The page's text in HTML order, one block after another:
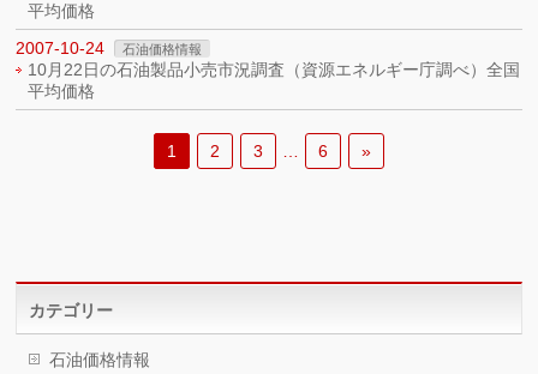
平均価格
2007-10-24
石油価格情報
10月22日の石油製品小売市況調査（資源エネルギー庁調べ）全国
平均価格
1 2 3 6 »
カテゴリー
石油価格情報